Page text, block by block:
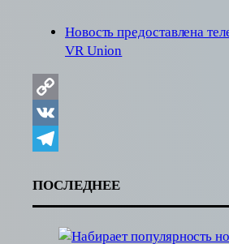
Новость предоставлена
VR Union
Copy
Link
VK
ПОСЛЕДНЕЕ